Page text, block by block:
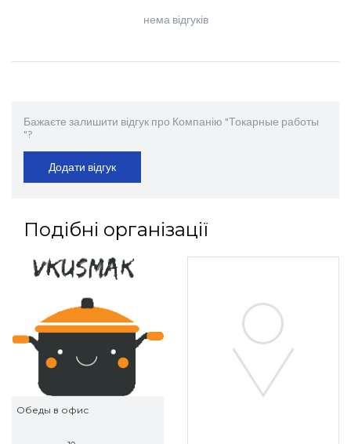
нема відгуків
Бажаєте залишити відгук про Компанію "Токарные работы
"?
Додати відгук
Подібні організації
Обеды в офис